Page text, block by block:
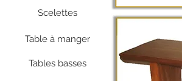
Scelettes
Table à manger
Tables basses